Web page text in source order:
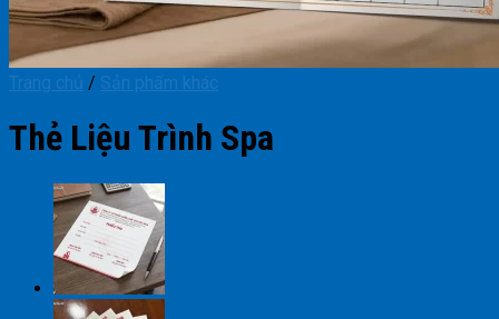
Trang chủ / Sản phẩm khác
Thẻ Liệu Trình Spa